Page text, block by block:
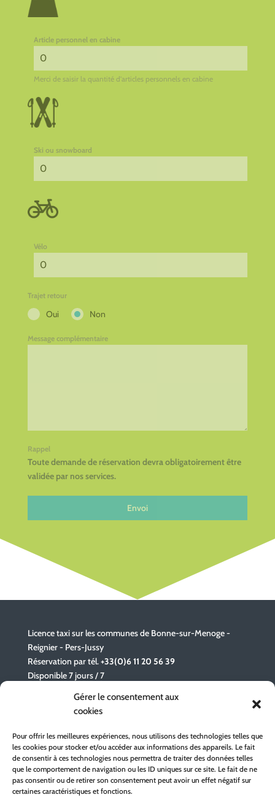
Gérer le consentement aux
cookies
Pour offrir les meilleures expériences, nous utilisons des technologies telles que
les cookies pour stocker et/ou accéder aux informations des appareils. Le fait
de consentir à ces technologies nous permettra de traiter des données telles
que le comportement de navigation ou les ID uniques sur ce site. Le fait de ne
pas consentir ou de retirer son consentement peut avoir un effet négatif sur
certaines caractéristiques et fonctions.
Article personnel en cabine
Merci de saisir la quantité d'articles personnels en cabine
Ski ou snowboard
Vélo
Trajet retour
Oui Non
Message complémentaire
Rappel
Toute demande de réservation devra obligatoirement être
validée par nos services.
Envoi
Licence taxi sur les communes de Bonne-sur-Menoge -
Reignier - Pers-Jussy
Réservation par tél.+33(0)6 11 20 56 39
Disponible 7 jours / 7
Taxi license in the municipalities of Bonne-sur-Menoge -
Reservation by tel.+33(0)6 11 20 56 39
Available 7 days a week